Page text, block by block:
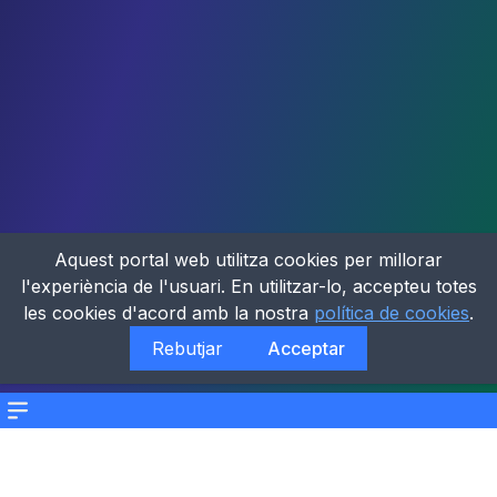
Menu
Aquest portal web utilitza cookies per millorar
l'experiència de l'usuari. En utilitzar-lo, accepteu totes
les cookies d'acord amb la nostra política de cookies.
Rebutjar
Acceptar